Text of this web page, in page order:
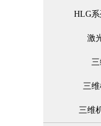
HLG
激
三
三维